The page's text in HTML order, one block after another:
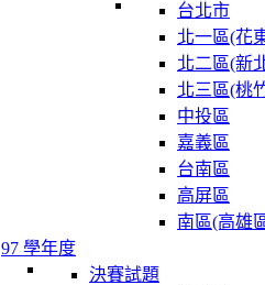
台北市
北一區(花
北二區(新
北三區(桃
中投區
嘉義區
台南區
高屏區
南區(高雄
97 學年度
決賽試題